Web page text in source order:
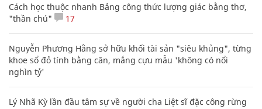
Cách học thuộc nhanh Bảng công thức lượng giác bằng thơ,
"thần chú"
17
Nguyễn Phương Hằng sở hữu khối tài sản "siêu khủng", từng
khoe sổ đỏ tính bằng cân, mắng cựu mẫu 'không có nổi
nghìn tỷ'
Lý Nhã Kỳ lần đầu tâm sự về người cha Liệt sĩ đặc công rừng